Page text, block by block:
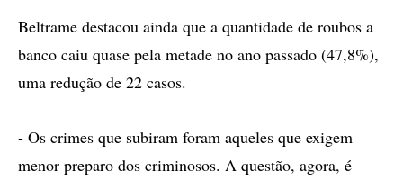
Beltrame destacou ainda que a quantidade de roubos a
banco caiu quase pela metade no ano passado (47,8%),
uma redução de 22 casos.
- Os crimes que subiram foram aqueles que exigem
menor preparo dos criminosos. A questão, agora, é